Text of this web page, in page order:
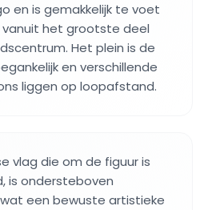
en is gemakkelijk te voet
vanuit het grootste deel
Het plein is de
en verschillende
liggen op loopafstand.
vlag die om de figuur is
is ondersteboven
een bewuste artistieke